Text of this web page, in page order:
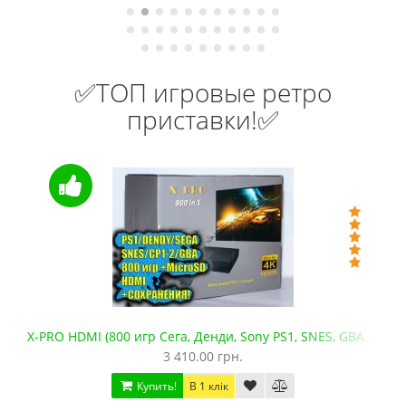
✅ТОП игровые ретро
приставки!✅
X-PRO HDMI (800 игр Сега, Денди, Sony PS1, SNES, GBA.
3 410.00 грн.
Купить! В 1 клік